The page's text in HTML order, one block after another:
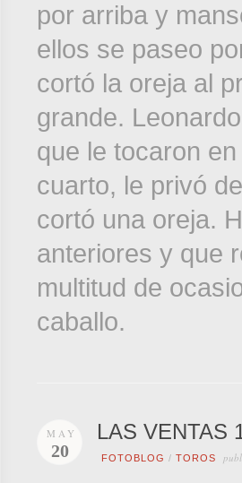
por arriba y
ellos se paseo
cortó la oreja al
grande.
que le tocaron
cuarto, le privó
cortó una oreja.
anteriores y que
multitud de
caballo.
MAY
20
LAS VENTAS
FOTOBLOG / TOROS